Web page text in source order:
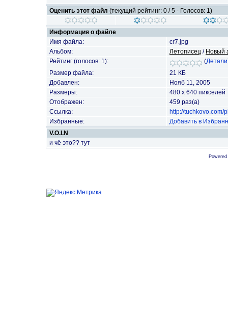
Оценить этот файл (текущий рейтинг: 0 / 5 - Голосов: 1)
Информация о файле
Имя файла:
cr7.jpg
Альбом:
Летописец / Новый
Рейтинг (голосов: 1):
(Детали
Размер файла:
21 КБ
Добавлен:
Нояб 11, 2005
Размеры:
480 x 640 пикселей
Отображен:
459 раз(а)
Ссылка:
http://
Избранные:
Добавить в
V.O.I.N
и чё это?? тут